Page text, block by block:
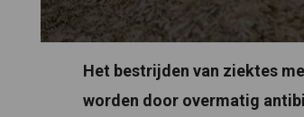
Het bestrijden van ziektes
worden door overmatig